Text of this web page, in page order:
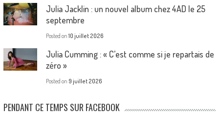
Julia Jacklin : un nouvel album chez 4AD le 25
septembre
Posted on 10 juillet 2026
Julia Cumming : « C’est comme si je repartais de
zéro »
Posted on 9 juillet 2026
PENDANT CE TEMPS SUR FACEBOOK